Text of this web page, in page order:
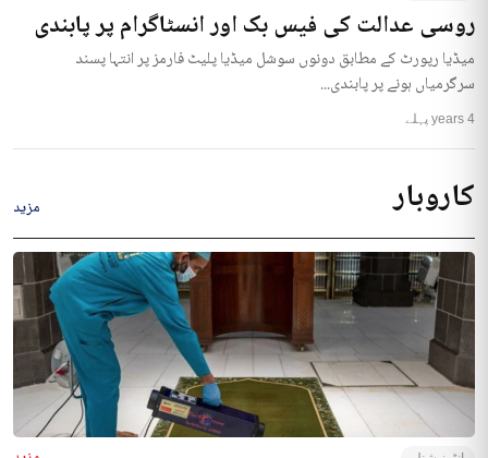
روسی عدالت کی فیس بک اور انسٹاگرام پر پابندی
میڈیا رپورٹ کے مطابق دونوں سوشل میڈیا پلیٹ فارمز پر انتہا پسند
سرگرمیاں ہونے پر پابندی...
4 years پہلے
کاروبار مزید